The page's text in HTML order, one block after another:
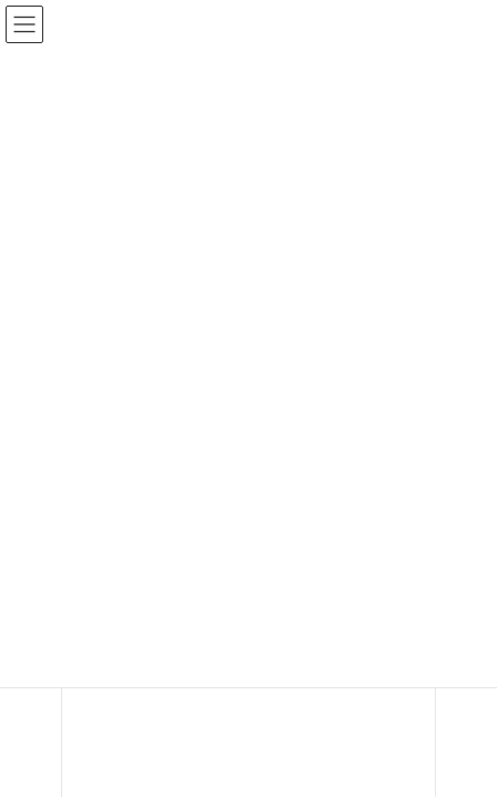
コ
ン
テ
ナ
ビ
ゲ